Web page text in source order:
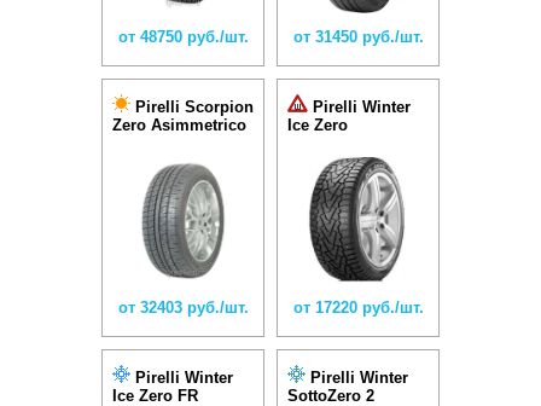
от 48750 руб./шт. от 31450 руб./шт.
Pirelli Scorpion
Zero Asimmetrico
от 32403 руб./шт.
Pirelli Winter
Ice Zero
от 17220 руб./шт.
Pirelli Winter
Ice Zero FR
Pirelli Winter
SottoZero 2